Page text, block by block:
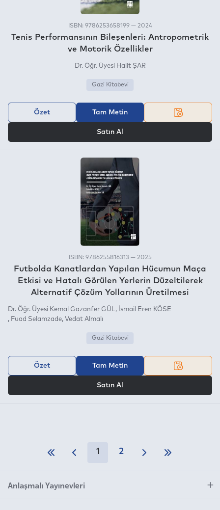
ISBN: 9786253658199 — 2024
Tenis Performansının Bileşenleri: Antropometrik
ve Motorik Özellikler
Dr. Öğr. Üyesi Halit ŞAR
Gazi Kitabevi
Özet Tam Metin
Satın Al
ISBN: 9786255816313 — 2025
Futbolda Kanatlardan Yapılan Hücumun Maça
Etkisi ve Hatalı Görülen Yerlerin Düzeltilerek
Alternatif Çözüm Yollarının Üretilmesi
Dr. Öğr. Üyesi Kemal Gazanfer GÜL
İsmail Eren KÖSE
Fuad Selamzade Vedat Almalı
Gazi Kitabevi
Özet Tam Metin
Satın Al
1 2
Anlaşmalı Yayınevleri